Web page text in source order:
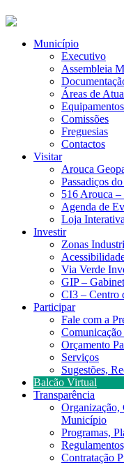
Município
Executivo
Assembleia
Áreas de
Equipamentos
Comissões
Freguesias
Contactos
Visitar
Arouca
Passadiços
516 Arouca –
Agenda de
Loja
Investir
Zonas
Via Verde
GIP –
CI3 – Centro
Participar
Fale com a
Orçamento
Serviços
Sugestões,
Balcão Virtual
Transparência
Organização,
Município
Programas,
Contratação